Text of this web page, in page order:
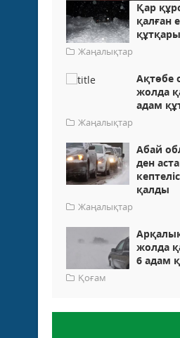
Қар
қалған
Жаңалықтар
Ақтөбе
жолда
адам
Жаңалықтар
Абай
ден
қалды
Жаңалықтар
жолда
6 адам
Қоғам